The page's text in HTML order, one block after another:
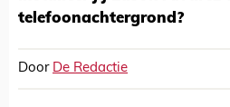
telefoonachtergrond?
Door De Redactie